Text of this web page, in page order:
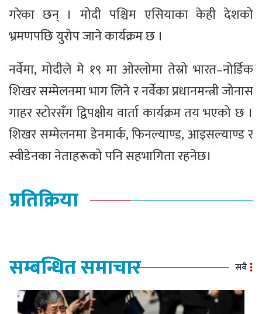
गरेका छन् । मोदी पश्चिम एसियाका केही देशको
भ्रमणपछि युरोप जाने कार्यक्रम छ ।
नर्वेमा, मोदीले मे १९ मा ओस्लोमा तेस्रो भारत–नोर्डिक
शिखर सम्मेलनमा भाग लिने र नर्वेका प्रधानमन्त्री जोनास
गाहर स्टोरसँग द्विपक्षीय वार्ता कार्यक्रम तय भएको छ ।
शिखर सम्मेलनमा डेनमार्क, फिनल्याण्ड, आइसल्याण्ड र
स्वीडेनका नेताहरूको पनि सहभागिता रहनेछ।
प्रतिक्रिया
सम्बन्धित समाचार सबै